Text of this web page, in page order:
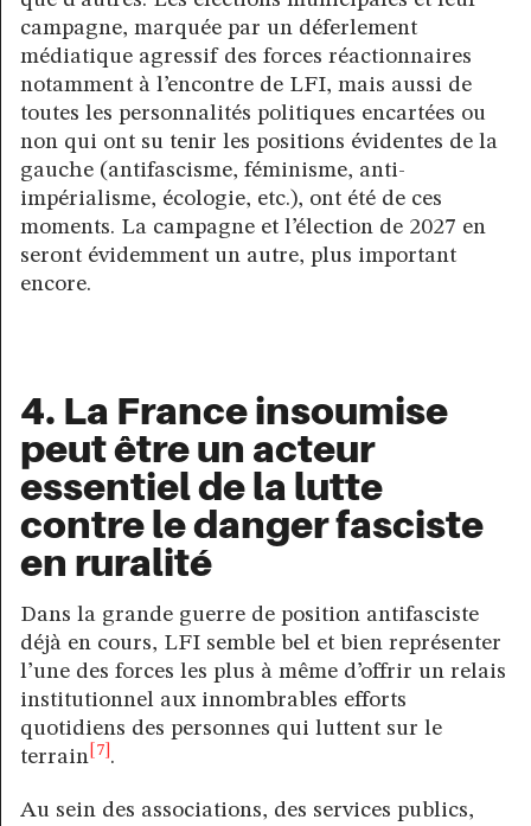
campagne, marquée par un déferlement
médiatique agressif des forces réactionnaires
notamment à l’encontre de LFI, mais aussi de
toutes les personnalités politiques encartées ou
non qui ont su tenir les positions évidentes de la
gauche (antifascisme, féminisme, anti-
impérialisme, écologie, etc.), ont été de ces
moments. La campagne et l’élection de 2027 en
seront évidemment un autre, plus important
encore.
4. La France insoumise
peut être un acteur
essentiel de la lutte
contre le danger fasciste
en ruralité
Dans la grande guerre de position antifasciste
déjà en cours, LFI semble bel et bien représenter
l’une des forces les plus à même d’offrir un relais
institutionnel aux innombrables efforts
quotidiens des personnes qui luttent sur le
terrain [7] .
Au sein des associations, des services publics,